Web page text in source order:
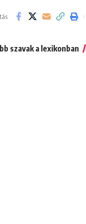
szavak a lexikonban